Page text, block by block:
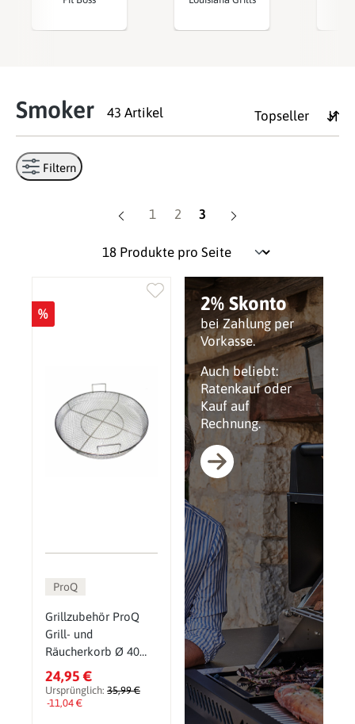
Smoker 43 Artikel
Filtern
Seite
1 Seite
2 Seite
3
2% Skonto
bei Zahlung per
Vorkasse.
Auch beliebt:
Ratenkauf oder
Kauf auf
Rechnung.
%
ProQ
Grillzubehör ProQ
Grill- und
Räucherkorb Ø 40
cm, für BBQ Smoker
& Holzkohlegrill
24,95 €
Ursprünglich: 35,99 €
-11,04 €